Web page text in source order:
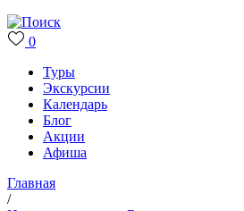
0
Туры
Экскурсии
Календарь
Блог
Акции
Афиша
Главная
/